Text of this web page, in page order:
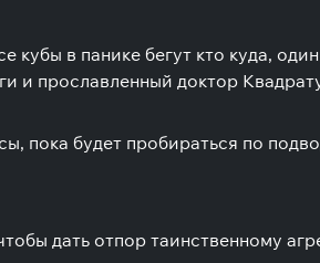
кубы в панике бегут кто куда,
и прославленный доктор
пока будет пробираться по
дать отпор таинственному